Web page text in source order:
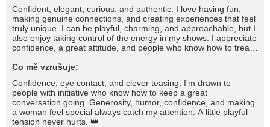
Confident, elegant, curious, and authentic. I love having fun,
making genuine connections, and creating experiences that feel
truly unique. I can be playful, charming, and approachable, but I
also enjoy taking control of the energy in my shows. I appreciate
confidence, a great attitude, and people who know how to treat
conversations, sharing laughs, learning interesting things, and
Some people come looking to relax, while others enjoy spoiling
me a little. Whatever your style may be, I like every experience
to have personality, chemistry, and plenty of fun.✨
Co mě vzrušuje:
Confidence, eye contact, and clever teasing. I’m drawn to
people with initiative who know how to keep a great
conversation going. Generosity, humor, confidence, and making
a woman feel special always catch my attention. A little playful
tension never hurts. 👑